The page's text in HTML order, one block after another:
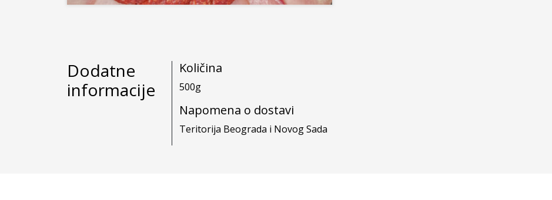
Dodatne
informacije
Količina
500g
Napomena o dostavi
Teritorija Beograda i Novog Sada